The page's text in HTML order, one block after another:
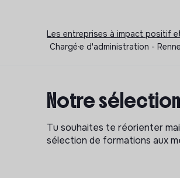
Les entreprises à impact positif
Chargé·e d'administration -
Notre
Tu souhaites te réorienter
sélection de formations aux